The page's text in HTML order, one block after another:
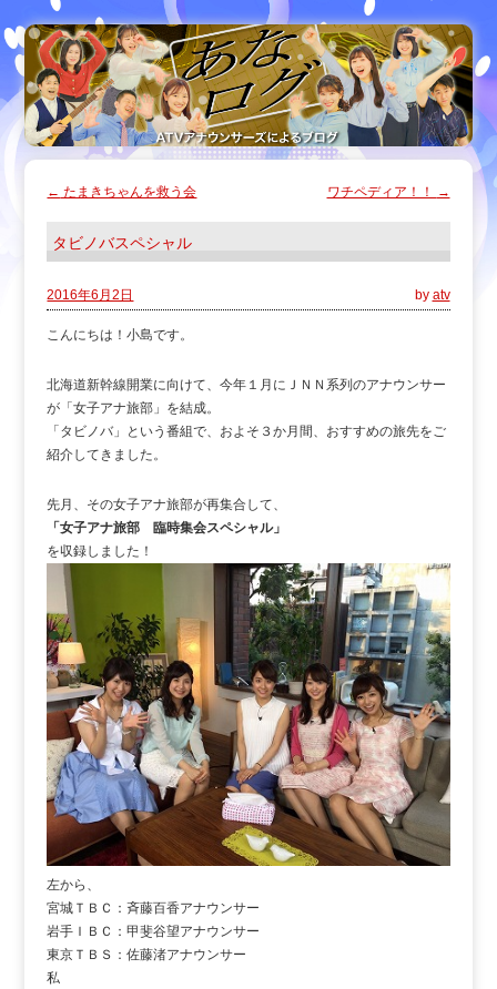
← たまきちゃんを救う会 ワチペディア！！ →
タビノバスペシャル
2016年6月2日 by atv
こんにちは！小島です。
北海道新幹線開業に向けて、今年１月にＪＮＮ系列のアナウンサー
が「女子アナ旅部」を結成。
「タビノバ」という番組で、およそ３か月間、おすすめの旅先をご
紹介してきました。
先月、その女子アナ旅部が再集合して、
「女子アナ旅部 臨時集会スペシャル」
を収録しました！
左から、
宮城ＴＢＣ：斉藤百香アナウンサー
岩手ＩＢＣ：甲斐谷望アナウンサー
東京ＴＢＳ：佐藤渚アナウンサー
私